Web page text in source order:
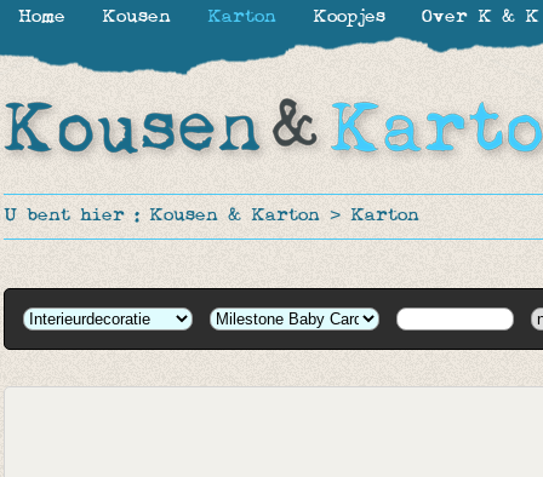
U bent hier : Kousen & Karton > Karton
Home Kousen Karton Koopjes Over K & K